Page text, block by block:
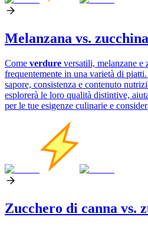
Melanzana vs. zucchina
Come verdure versatili, melanzane e
frequentemente in una varietà di
sapore, consistenza e contenuto
esplorerà le loro qualità distintive,
per le tue esigenze culinarie e
Zucchero di canna vs.